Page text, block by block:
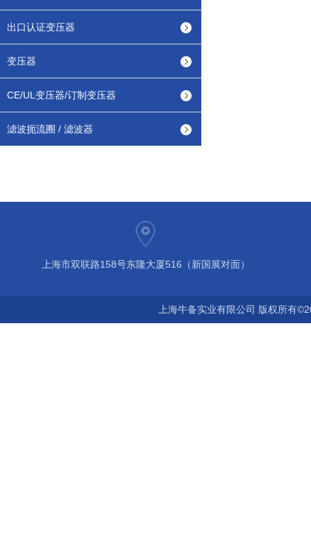
出口认证变压器
变压器
CE/UL变压器/订制变压器
滤波扼流圈 / 滤波器
上海市双联路158号东隆大厦516（新国展对面）
上海牛备实业有限公司 版权所有